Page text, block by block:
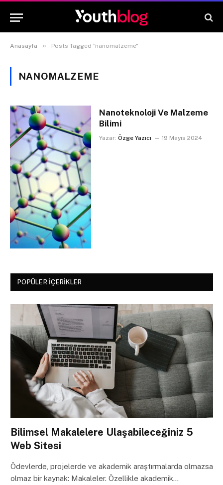
Anasayfa » Posts Tagged "nanomalzeme"
NANOMALZEME
Nanoteknoloji Ve Malzeme
Bilimi
Yazar: Özge Yazıcı 19 Mayıs 2024
POPÜLER İÇERIKLER
Bilimsel Makalelere Ulaşabileceğiniz 5
Web Sitesi
Ödevlerde, projelerde ve akademik araştırmalarda olmazsa
olmaz bir kaynak: Makaleler. Özellikle akademik…